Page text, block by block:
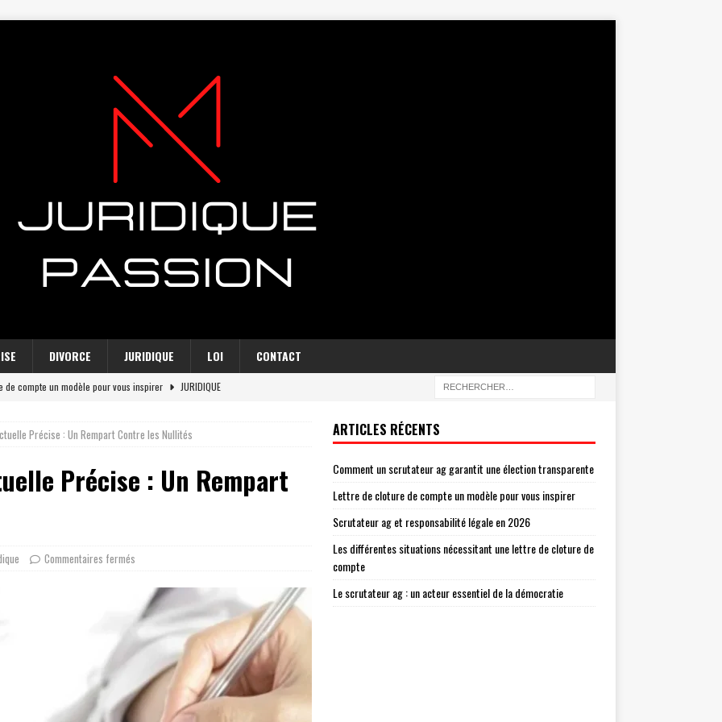
DIVORCE JURIDIQUE LOI CONTACT
de compte un modèle pour vous inspirer
JURIDIQUE
nécessitant une lettre de cloture de compte
: un acteur essentiel de la démocratie
JURIDIQUE
ag garantit une élection transparente AVOCAT
Précise : Un Rempart Contre les Nullités
Précise : Un Rempart
Commentaires fermés
ARTICLES RÉCENTS
Comment un scrutateur ag garantit une élection transparente
Lettre de cloture de compte un modèle pour vous inspirer
Scrutateur ag et responsabilité légale en 2026
Les différentes situations nécessitant une lettre de cloture de
compte
Le scrutateur ag : un acteur essentiel de la démocratie